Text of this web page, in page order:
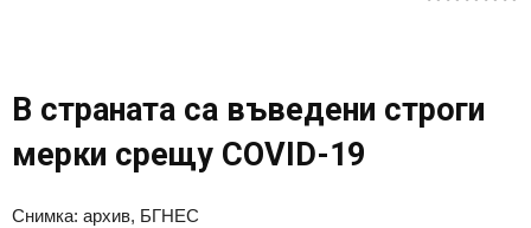
В страната са въведени строги
мерки срещу COVID-19
Снимка: архив, БГНЕС